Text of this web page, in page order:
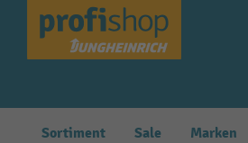
Zur Hauptnavigation springen
Sortiment Sale Marken